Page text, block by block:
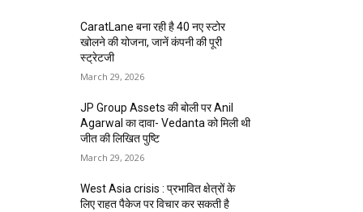
CaratLane बना रही है 40 नए स्टोर
खोलने की योजना, जानें कंपनी की पूरी
स्ट्रेटजी
March 29, 2026
JP Group Assets की बोली पर Anil
Agarwal का दावा- Vedanta को मिली थी
जीत की लिखित पुष्टि
March 29, 2026
West Asia crisis : प्रभावित क्षेत्रों के
लिए राहत पैकेज पर विचार कर सकती है